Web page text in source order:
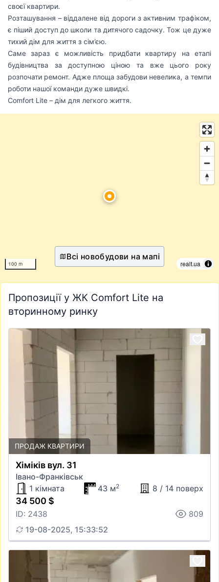
своєї квартири.
Розташування – віддалене від дороги з активним трафіком,
є піший доступ до школи та дитячого садочку. Тож це дуже
тихий дім для життя з сім’єю.
Саме зараз є можливість придбати квартиру на етапі
будівництва за доступною ціною та вже цього року
розпочати ремонт. Адже площа забудови невелика, а темпи
роботи нашої команди дуже швидкі.
Comfort Lite – дім для легкого життя.
100 m realt.ua
Всі новобудови на мапі
Пропозиції у ЖК Comfort Lite на
вторинному ринку
ПРОДАЖ КВАРТИРИ
Хіміків вул. 31
Івано-Франківськ
1 кімната
43 м2 8 / 14 поверх
34 500 $
ID: 2438
809
19-08-2025, 15:33:52